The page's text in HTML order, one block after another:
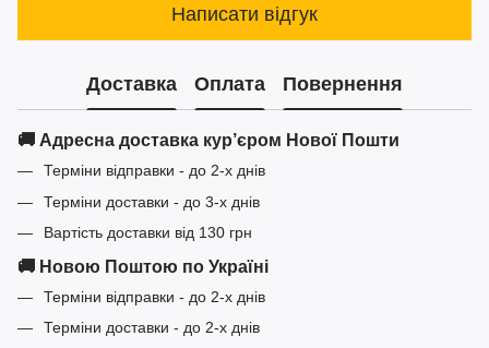
Написати відгук
Доставка Оплата Повернення
🚚 Адресна доставка кур’єром Нової Пошти
Терміни відправки - до 2-х днів
Терміни доставки - до 3-х днів
Вартість доставки від 130 грн
🚚 Новою Поштою по Україні
Терміни відправки - до 2-х днів
Терміни доставки - до 2-х днів